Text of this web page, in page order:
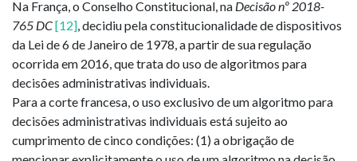
Na França, o Conselho Constitucional, na Decisão nº 2018-
765 DC[12], decidiu pela constitucionalidade de dispositivos
da Lei de 6 de Janeiro de 1978, a partir de sua regulação
ocorrida em 2016, que trata do uso de algoritmos para
decisões administrativas individuais.
Para a corte francesa, o uso exclusivo de um algoritmo para
decisões administrativas individuais está sujeito ao
cumprimento de cinco condições: (1) a obrigação de